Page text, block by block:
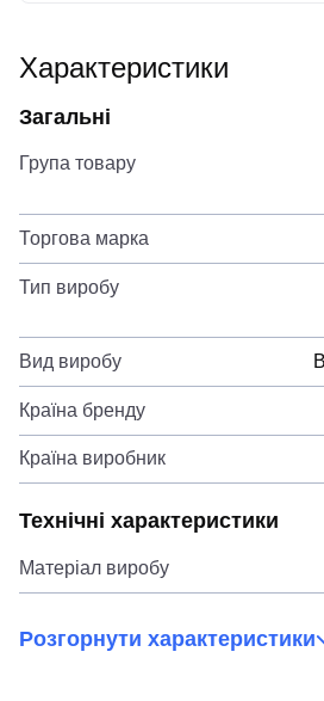
Характеристики
Загальні
Група товару
Торгова марка
Тип виробу
Вид виробу
Країна бренду
Країна виробник
Технічні характеристики
Матеріал виробу
Розгорнути характеристики